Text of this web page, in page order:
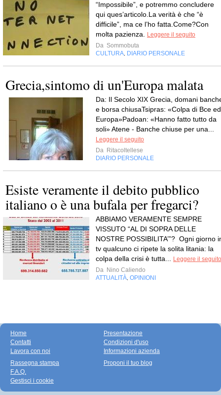
“Impossibile”, e potremmo concludere
qui ques’articolo.La verità è che “è
difficile”, ma ce l’ho fatta.Come?Con
molta pazienza. Leggere il seguito
Da Sommobuta
CULTURA, DIARIO PERSONALE
Grecia,sintomo di un'Europa malata
Da: Il Secolo XIX Grecia, domani
e borsa chiusaTsipras: «Colpa di Bce ed
Europa»Padoan: «Hanno fatto tutto da
soli» Atene - Banche chiuse per una...
Leggere il seguito
Da Ritacoltellese
DIARIO PERSONALE
Esiste veramente il debito pubblico
italiano o è una bufala per fregarci?
ABBIAMO VERAMENTE SEMPRE
VISSUTO “AL DI SOPRA DELLE
NOSTRE POSSIBILITA’”? Ogni giorno
tv qualcuno ci ripete la solita litania: la
colpa della crisi è tutta... Leggere il seguito
Da Nino Caliendo
ATTUALITÀ, OPINIONI
Home
Contatti
Lavora con noi
Presentazione
Condizioni d'uso
Informazioni azienda
Rassegna stampa
F.A.Q.
Gestisci i cookie
Proponi il tuo blog